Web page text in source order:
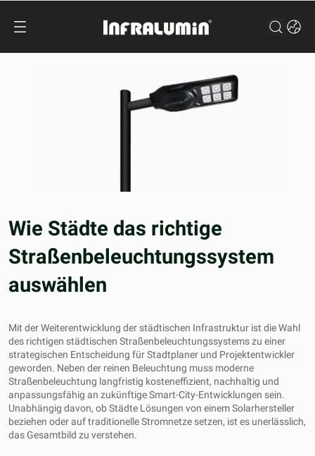
Wie Städte das richtige
Straßenbeleuchtungssystem
auswählen
Mit der Weiterentwicklung der städtischen Infrastruktur ist die Wahl
des richtigen städtischen Straßenbeleuchtungssystems zu einer
strategischen Entscheidung für Stadtplaner und Projektentwickler
geworden. Neben der reinen Beleuchtung muss moderne
Straßenbeleuchtung langfristig kosteneffizient, nachhaltig und
anpassungsfähig an zukünftige Smart-City-Entwicklungen sein.
Unabhängig davon, ob Städte Lösungen von einem Solarhersteller
beziehen oder auf traditionelle Stromnetze setzen, ist es unerlässlich,
das Gesamtbild zu verstehen.